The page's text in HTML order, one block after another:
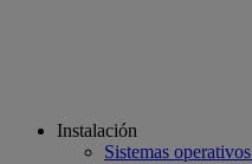
Instalación
Sistemas